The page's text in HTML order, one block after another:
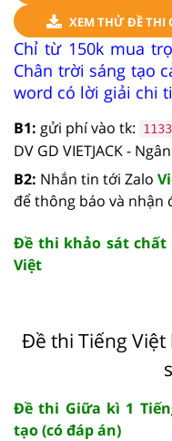
XEM THỬ ĐỀ THI
Chỉ từ 150k mua
Chân trời sáng tạo
word có lời giải chi
B1: gửi phí vào tk:
DV GD VIETJACK -
B2: Nhắn tin tới Zalo
để thông báo và nhận
Đề thi khảo sát chất
Việt
Đề thi Tiếng Việt
Đề thi Giữa kì 1
tạo (có đáp án)